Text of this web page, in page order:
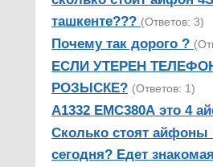
ташкенте??? (Ответов: 3)
Почему так дорого ?
ЕСЛИ УТЕРЕН
РОЗЫСКЕ? (Ответов: 1)
А1332 ЕМС380А это 4
Сколько стоят айфоны
сегодня? Едет